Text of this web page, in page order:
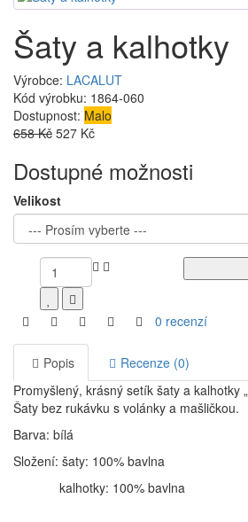
Šaty a kalhotky
Výrobce: LACALUT
Kód výrobku: 1864-060
Dostupnost: Malo
658 Kč 527 Kč
Dostupné možnosti
Velikost
0 recenzí
Popis
Recenze (0)
Promyšlený, krásný setík šaty a kalhotky
Šaty bez rukávku s volánky a mašličkou.
Barva: bílá
Složení: šaty: 100% bavlna
kalhotky: 100% bavlna